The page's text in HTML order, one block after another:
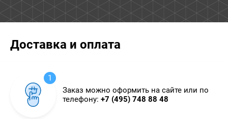
Доставка и оплата
1
Заказ можно оформить на сайте или по
телефону: +7 (495) 748 88 48